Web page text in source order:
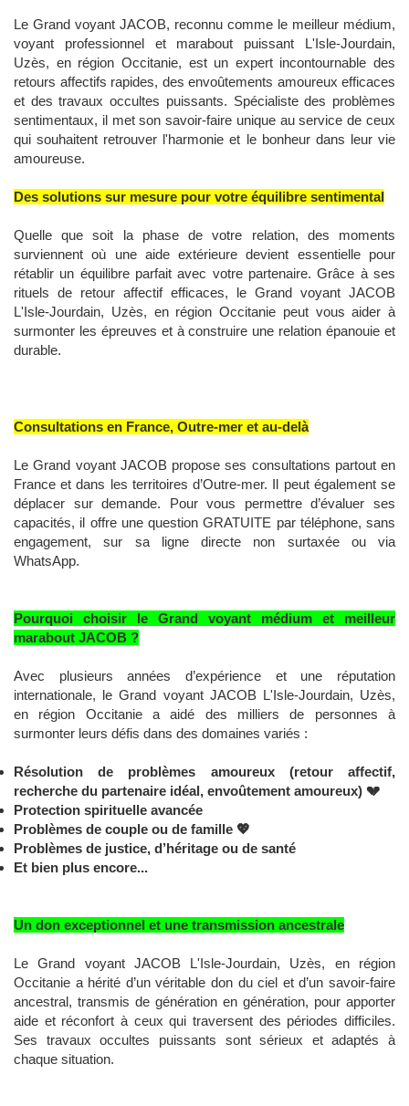
Le Grand voyant JACOB, reconnu comme le meilleur médium,
voyant professionnel et marabout puissant L'Isle-Jourdain,
Uzès, en région Occitanie, est un expert incontournable des
retours affectifs rapides, des envoûtements amoureux efficaces
et des travaux occultes puissants. Spécialiste des problèmes
sentimentaux, il met son savoir-faire unique au service de ceux
qui souhaitent retrouver l'harmonie et le bonheur dans leur vie
amoureuse.
Des solutions sur mesure pour votre équilibre sentimental
Quelle que soit la phase de votre relation, des moments
surviennent où une aide extérieure devient essentielle pour
rétablir un équilibre parfait avec votre partenaire. Grâce à ses
rituels de retour affectif efficaces, le Grand voyant JACOB
L'Isle-Jourdain, Uzès, en région Occitanie peut vous aider à
surmonter les épreuves et à construire une relation épanouie et
durable.
Consultations en France, Outre-mer et au-delà
Le Grand voyant JACOB propose ses consultations partout en
France et dans les territoires d’Outre-mer. Il peut également se
déplacer sur demande. Pour vous permettre d’évaluer ses
capacités, il offre une question GRATUITE par téléphone, sans
engagement, sur sa ligne directe non surtaxée ou via
WhatsApp.
Pourquoi choisir le Grand voyant médium et meilleur
marabout JACOB ?
Avec plusieurs années d’expérience et une réputation
internationale, le Grand voyant JACOB L'Isle-Jourdain, Uzès,
en région Occitanie a aidé des milliers de personnes à
surmonter leurs défis dans des domaines variés :
Résolution de problèmes amoureux (retour affectif,
recherche du partenaire idéal, envoûtement amoureux) 💔
Protection spirituelle avancée
Problèmes de couple ou de famille 💖
Problèmes de justice, d’héritage ou de santé
Et bien plus encore...
Un don exceptionnel et une transmission ancestrale
Le Grand voyant JACOB L'Isle-Jourdain, Uzès, en région
Occitanie a hérité d’un véritable don du ciel et d’un savoir-faire
ancestral, transmis de génération en génération, pour apporter
aide et réconfort à ceux qui traversent des périodes difficiles.
Ses travaux occultes puissants sont sérieux et adaptés à
chaque situation.